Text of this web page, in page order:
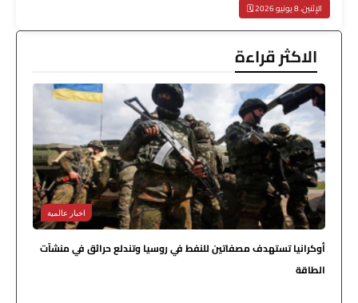
الإثنين، 8 يونيو 2026 🗓️
الاكثر قراءة
اخبار عالمية
أوكرانيا تستهدف مصفاتين للنفط في روسيا وتندلع حرائق في منشآت
الطاقة